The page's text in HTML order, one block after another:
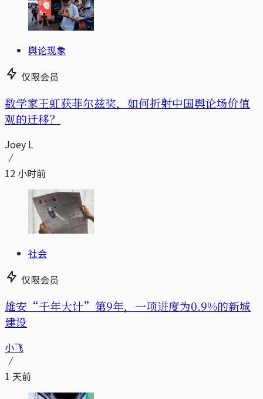
舆论现象
仅限会员
数学家王虹获菲尔兹奖，如何折射中国舆论场价值
观的迁移？
Joey L
12 小时前
社会
仅限会员
雄安“千年大计”第9年，一项进度为0.9%的新城
建设
小飞
1 天前